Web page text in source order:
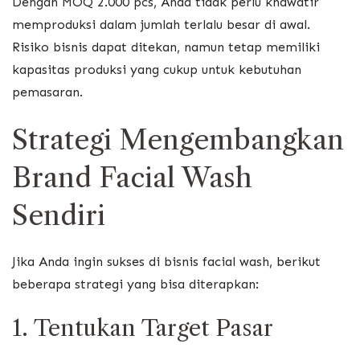
memproduksi dalam jumlah terlalu besar di awal.
Risiko bisnis dapat ditekan, namun tetap memiliki
kapasitas produksi yang cukup untuk kebutuhan
pemasaran.
Strategi Mengembangkan
Brand Facial Wash
Sendiri
Jika Anda ingin sukses di bisnis facial wash, berikut
beberapa strategi yang bisa diterapkan:
1. Tentukan Target Pasar